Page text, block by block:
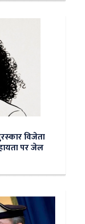
विजेता
पर जेल